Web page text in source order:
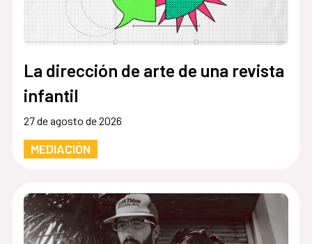
La dirección de arte de una revista
infantil
27 de agosto de 2026
MEDIACIÓN